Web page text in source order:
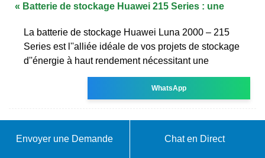
« Batterie de stockage Huawei 215 Series : une
La batterie de stockage Huawei Luna 2000 – 215
Series est l''alliée idéale de vos projets de stockage
d''énergie à haut rendement nécessitant une
WhatsApp
Envoyer une Demande Chat en Direct